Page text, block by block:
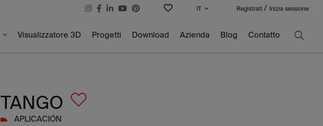
IT Registrati / Inizia sessione
Visualizzatore 3D Progetti Download Azienda Blog Contatto
TANGO
APLICACIÓN